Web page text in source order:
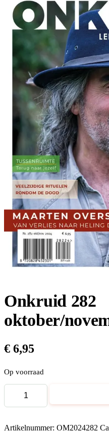
Onkruid 282
oktober/
€ 6,95
Op voorraad
Onkruid
oktober/november
aantal
Artikelnummer: OM2024282